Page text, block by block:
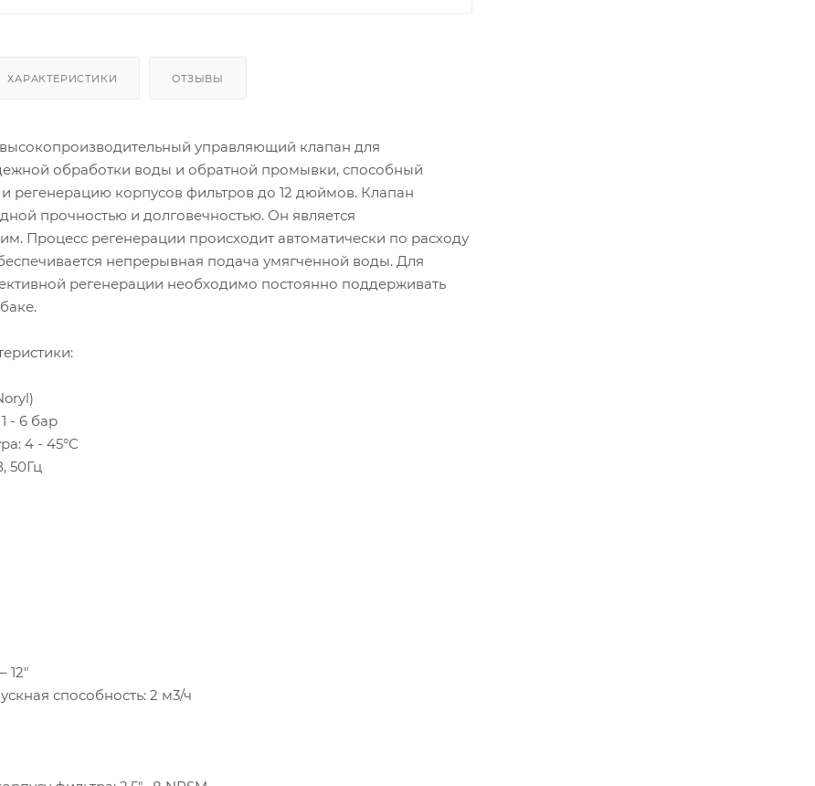
ХАРАКТЕРИСТИКИ ОТЗЫВЫ
управляющий клапан для
обработки воды и обратной промывки, способный
регенерацию корпусов фильтров до 12 дюймов. Клапан
прочностью и долговечностью. Он является
Процесс регенерации происходит автоматически по расходу
непрерывная подача умягченной воды. Для
регенерации необходимо постоянно поддерживать
- 6 бар
4 - 45°С
50Гц
12"
способность: 2 м3/ч